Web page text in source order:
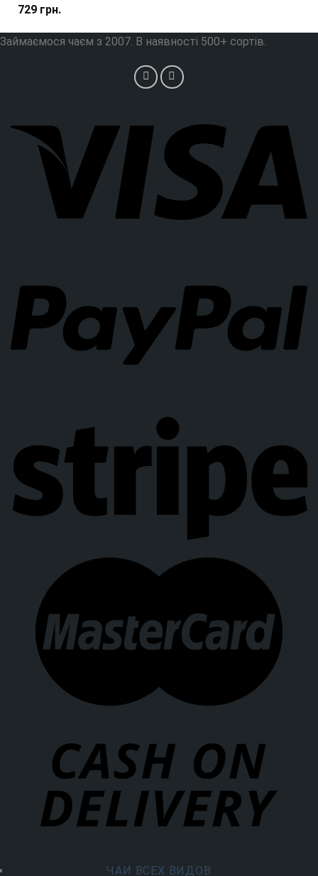
729грн.
Займаємося чаєм з 2007. В наявності 500+ сортів.
ЧАИ ВСЕХ ВИДОВ